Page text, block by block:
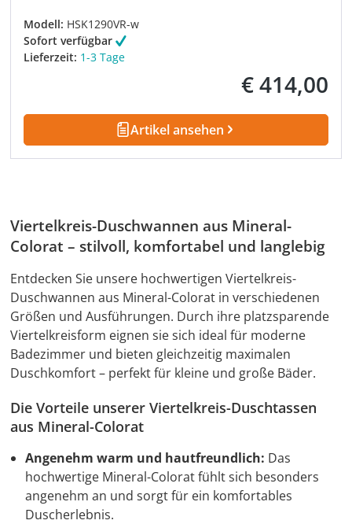
Modell: HSK1290VR-w
Sofort verfügbar
Lieferzeit: 1-3 Tage
Regulärer Preis:
€ 414,00
Artikel ansehen
Viertelkreis-Duschwannen aus Mineral-
Colorat – stilvoll, komfortabel und langlebig
Entdecken Sie unsere hochwertigen Viertelkreis-
Duschwannen aus Mineral-Colorat in verschiedenen
Größen und Ausführungen. Durch ihre platzsparende
Viertelkreisform eignen sie sich ideal für moderne
Badezimmer und bieten gleichzeitig maximalen
Duschkomfort – perfekt für kleine und große Bäder.
Die Vorteile unserer Viertelkreis-Duschtassen
aus Mineral-Colorat
Angenehm warm und hautfreundlich: Das
hochwertige Mineral-Colorat fühlt sich besonders
angenehm an und sorgt für ein komfortables
Duscherlebnis.